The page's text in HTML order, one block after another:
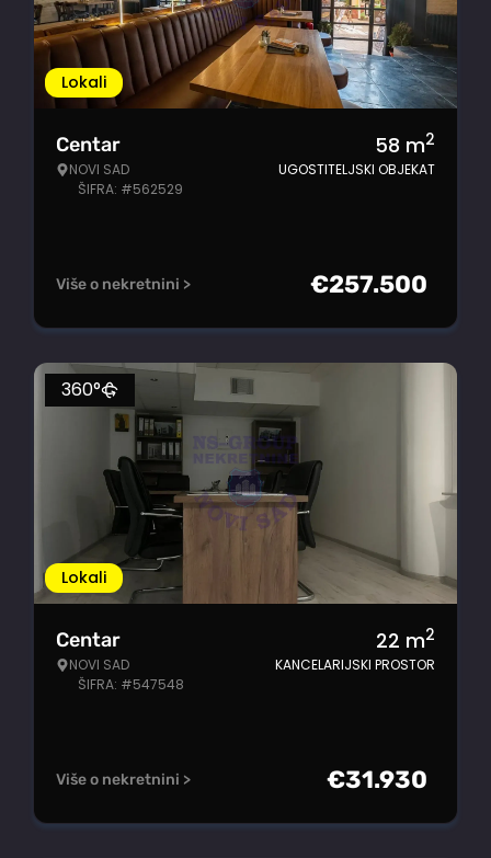
Lokali
Centar
NOVI SAD
ŠIFRA: #562529
58 m2
UGOSTITELJSKI OBJEKAT
Više o nekretnini > €257.500
Lokali
360°
Centar
NOVI SAD
ŠIFRA: #547548
22 m2
KANCELARIJSKI PROSTOR
Više o nekretnini > €31.930